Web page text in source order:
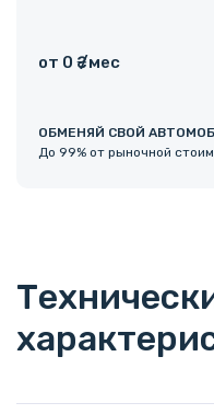
от 0 ₴ /мес
ОБМЕНЯЙ СВОЙ
До 99% от рыночной